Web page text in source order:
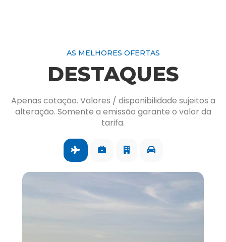
AS MELHORES OFERTAS
DESTAQUES
Apenas cotação. Valores / disponibilidade sujeitos a
alteração. Somente a emissão garante o valor da
tarifa.